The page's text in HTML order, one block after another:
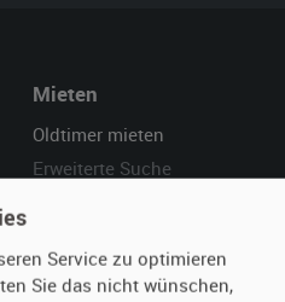
Mieten
Oldtimer mieten
Erweiterte Suche
Service zu optimieren
Sie das nicht wünschen,